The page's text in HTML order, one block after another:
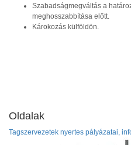
Szabadságmegváltás a
meghosszabbítása előtt.
Károkozás külföldön.
Oldalak
Tagszervezetek nyertes pályázatai,